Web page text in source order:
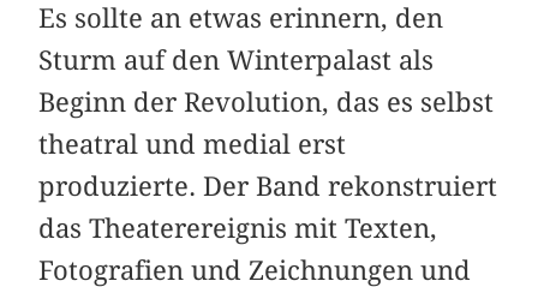
Es sollte an etwas erinnern, den
Sturm auf den Winterpalast als
Beginn der Revolution, das es selbst
theatral und medial erst
produzierte. Der Band rekonstruiert
das Theaterereignis mit Texten,
Fotografien und Zeichnungen und